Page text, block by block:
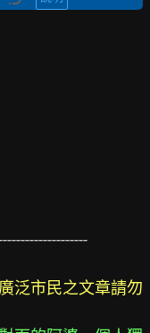
泛市民之文章請勿